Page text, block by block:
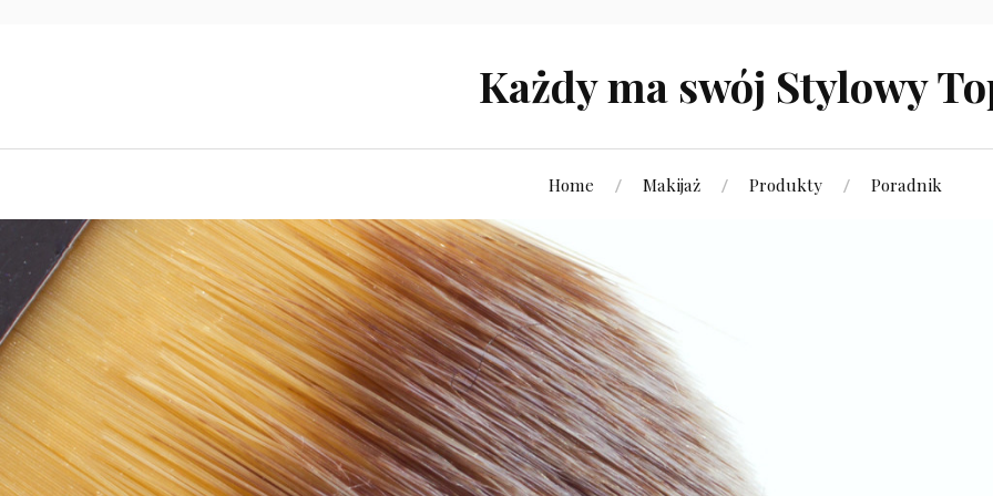
Każdy ma swój Stylowy
Home Makijaż Produkty Poradnik